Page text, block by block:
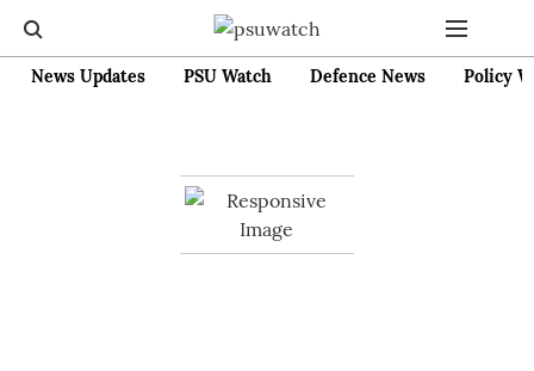
News Updates PSU Watch Defence News Policy